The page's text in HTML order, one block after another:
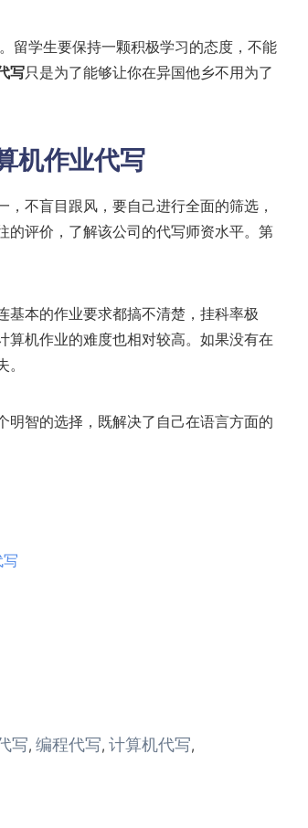
留学生要保持一颗积极学习的态度，不能
写只是为了能够让你在异国他乡不用为了
机作业代写
不盲目跟风，要自己进行全面的筛选，
的评价，了解该公司的代写师资水平。第
基本的作业要求都搞不清楚，挂科率极
算机作业的难度也相对较高。如果没有在
明智的选择，既解决了自己在语言方面的
写, 编程代写, 计算机代写,